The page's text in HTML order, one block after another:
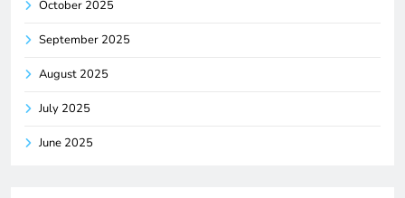
October 2025
September 2025
August 2025
July 2025
June 2025